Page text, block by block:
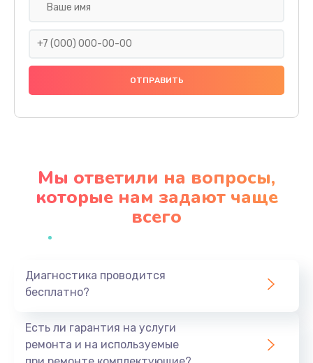
Замена микросхемы GPS
1100 руб.
Заказать
Замена Bluetooth модуля
Замена микросхемы Bluetooth
Заказать
Мы ответили на вопросы,
которые нам задают чаще
всего
Диагностика проводится
бесплатно?
Есть ли гарантия на услуги
ремонта и на используемые